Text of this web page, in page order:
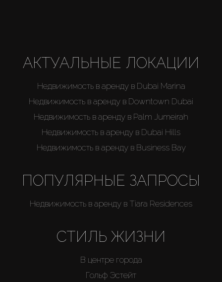
АКТУАЛЬНЫЕ ЛОКАЦИИ
Недвижимость в аренду в Dubai Marina
Недвижимость в аренду в Downtown Dubai
Недвижимость в аренду в Palm Jumeirah
Недвижимость в аренду в Dubai Hills
Недвижимость в аренду в Business Bay
ПОПУЛЯРНЫЕ ЗАПРОСЫ
Недвижимость в аренду в Tiara Residences
СТИЛЬ ЖИЗНИ
В центре города
Гольф Эстейт